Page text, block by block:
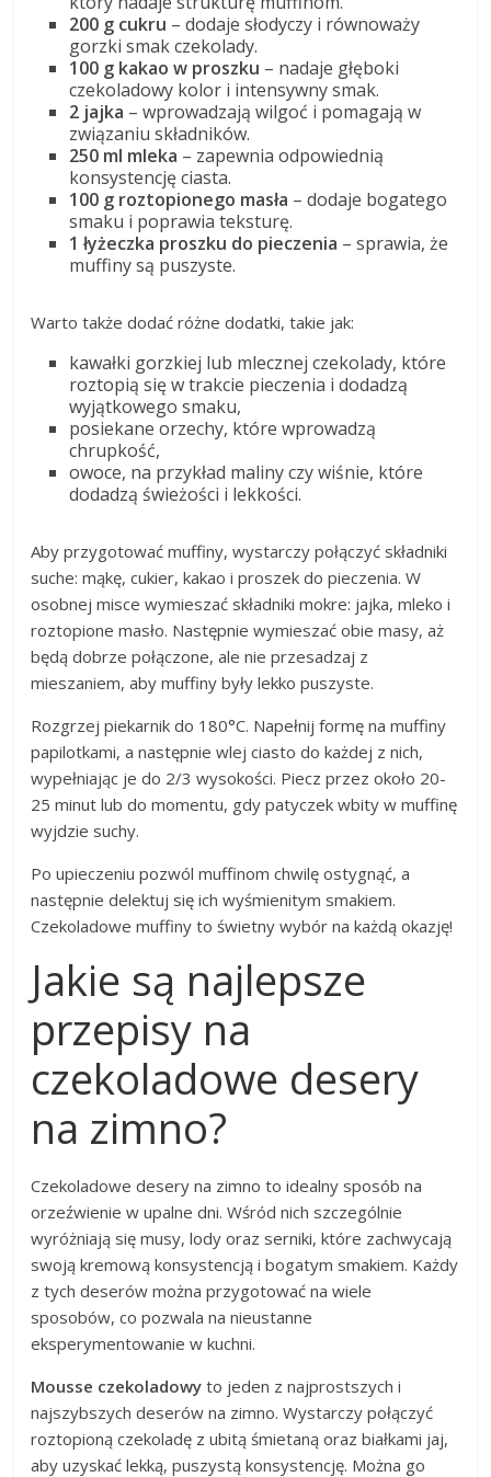
200 g cukru – dodaje słodyczy i równoważy
gorzki smak czekolady.
100 g kakao w proszku – nadaje głęboki
czekoladowy kolor i intensywny smak.
2 jajka – wprowadzają wilgoć i pomagają w
związaniu składników.
250 ml mleka – zapewnia odpowiednią
konsystencję ciasta.
100 g roztopionego masła – dodaje bogatego
smaku i poprawia teksturę.
1 łyżeczka proszku do pieczenia – sprawia, że
muffiny są puszyste.
Warto także dodać różne dodatki, takie jak:
kawałki gorzkiej lub mlecznej czekolady, które
roztopią się w trakcie pieczenia i dodadzą
wyjątkowego smaku,
posiekane orzechy, które wprowadzą
chrupkość,
owoce, na przykład maliny czy wiśnie, które
dodadzą świeżości i lekkości.
Aby przygotować muffiny, wystarczy połączyć składniki
suche: mąkę, cukier, kakao i proszek do pieczenia. W
osobnej misce wymieszać składniki mokre: jajka, mleko i
roztopione masło. Następnie wymieszać obie masy, aż
będą dobrze połączone, ale nie przesadzaj z
mieszaniem, aby muffiny były lekko puszyste.
Rozgrzej piekarnik do 180°C. Napełnij formę na muffiny
papilotkami, a następnie wlej ciasto do każdej z nich,
wypełniając je do 2/3 wysokości. Piecz przez około 20-
25 minut lub do momentu, gdy patyczek wbity w muffinę
wyjdzie suchy.
Po upieczeniu pozwól muffinom chwilę ostygnąć, a
następnie delektuj się ich wyśmienitym smakiem.
Czekoladowe muffiny to świetny wybór na każdą okazję!
Jakie są najlepsze
przepisy na
czekoladowe desery
na zimno?
Czekoladowe desery na zimno to idealny sposób na
orzeźwienie w upalne dni. Wśród nich szczególnie
wyróżniają się musy, lody oraz serniki, które zachwycają
swoją kremową konsystencją i bogatym smakiem. Każdy
z tych deserów można przygotować na wiele
sposobów, co pozwala na nieustanne
eksperymentowanie w kuchni.
Mousse czekoladowy to jeden z najprostszych i
najszybszych deserów na zimno. Wystarczy połączyć
roztopioną czekoladę z ubitą śmietaną oraz białkami jaj,
aby uzyskać lekką, puszystą konsystencję. Można go